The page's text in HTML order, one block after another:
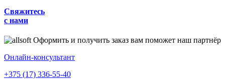
Свяжитесь
с нами
Оформить и получить заказ вам поможет наш партнёр
Онлайн-консультант
+375 (17) 336-55-40